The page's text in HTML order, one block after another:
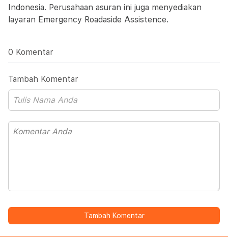
Indonesia. Perusahaan asuran ini juga menyediakan
layaran Emergency Roadaside Assistence.
0 Komentar
Tambah Komentar
Tambah Komentar